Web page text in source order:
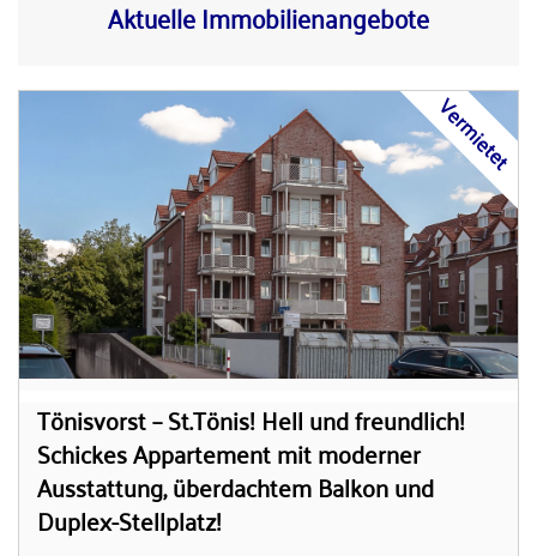
Aktuelle Immobilienangebote
Vermietet
Tönisvorst – St.Tönis! Hell und freundlich!
Schickes Appartement mit moderner
Ausstattung, überdachtem Balkon und
Duplex-Stellplatz!